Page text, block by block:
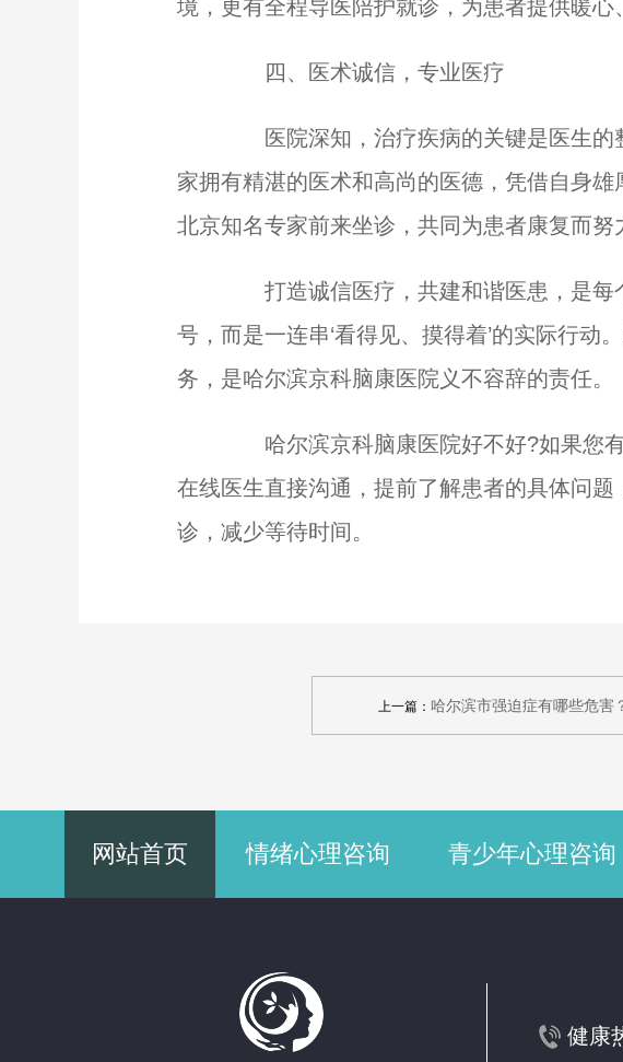
境，更有全程导医陪护就诊，为患者提供暖心
四、医术诚信，专业医疗
医院深知，治疗疾病的关键是医生的
家拥有精湛的医术和高尚的医德，凭借自身
北京知名专家前来坐诊，共同为患者康复而努
打造诚信医疗，共建和谐医患，是每
号，而是一连串‘看得见、摸得着’的实际行
务，是哈尔滨京科脑康医院义不容辞的责任。
哈尔滨京科脑康医院好不好?如果您有
在线医生直接沟通，提前了解患者的具体问
诊，减少等待时间。
上一篇： 哈尔滨市强迫症有哪些危害
网站首页 情绪心理咨询 青少年心理咨询
健康